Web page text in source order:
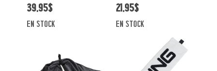
39,95$
en stock
21,95$
en stock